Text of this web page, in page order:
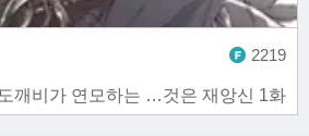
도깨비가 연모하는 …것은 재앙신 1화
2219